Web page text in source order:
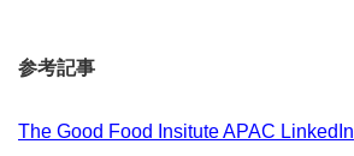
参考記事
The Good Food Insitute APAC LinkedIn